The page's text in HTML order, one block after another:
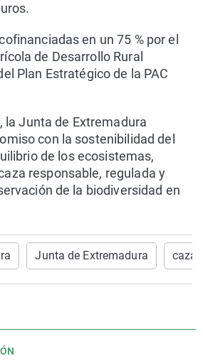
en un 75 % por el
de Desarrollo Rural
Plan Estratégico de la PAC
la Junta de Extremadura
con la sostenibilidad del
de los ecosistemas,
responsable, regulada y
de la biodiversidad en
Junta de Extremadura caza